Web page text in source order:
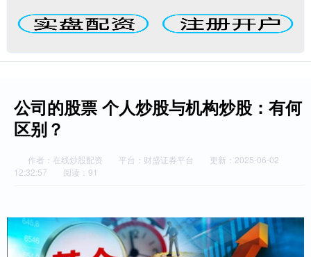
公司的股票 个人炒股与机构炒股：有何
区别？
作者：在线炒股配资 平台：财盛证券平台
更新：2025-06-02
12:32:57
阅读：91